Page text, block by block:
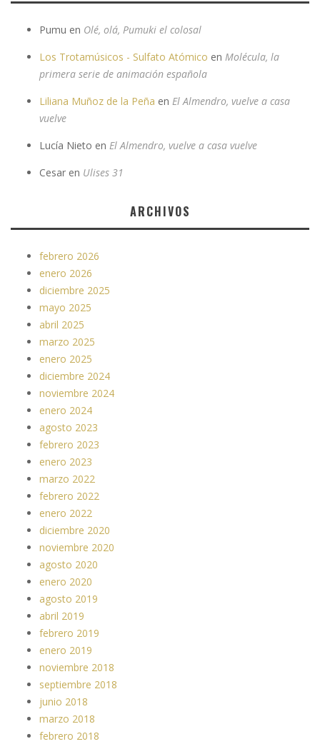
Pumu en Olé, olá, Pumuki el colosal
Los Trotamúsicos - Sulfato Atómico en Molécula, la
primera serie de animación española
Liliana Muñoz de la Peña en El Almendro, vuelve a casa
vuelve
Lucía Nieto en El Almendro, vuelve a casa vuelve
Cesar en Ulises 31
ARCHIVOS
febrero 2026
enero 2026
diciembre 2025
mayo 2025
abril 2025
marzo 2025
enero 2025
diciembre 2024
noviembre 2024
enero 2024
agosto 2023
febrero 2023
enero 2023
marzo 2022
febrero 2022
enero 2022
diciembre 2020
noviembre 2020
agosto 2020
enero 2020
agosto 2019
abril 2019
febrero 2019
enero 2019
noviembre 2018
septiembre 2018
junio 2018
marzo 2018
febrero 2018